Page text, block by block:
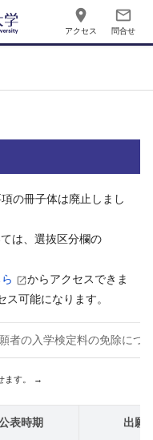
place
アクセス
mail_outline
問合せ
の冊子体は廃止しまし
は、選抜区分欄の
からアクセスできま
可能になります。
者の入学検定料の免除につ
表時期 出願